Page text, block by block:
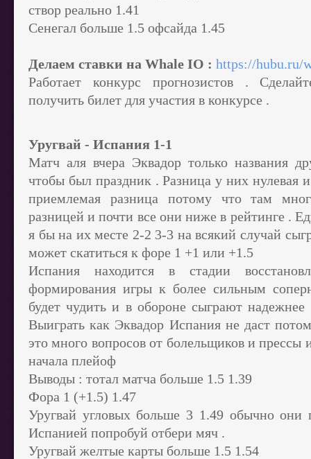
створ реально 1.41
Сенегал больше 1.5 офсайда 1.45
Делаем ставки на Whale IO : https://hubu.ru/
Работает конкурс прогнозистов .
получить билет для участия в конкурсе .
Уругвай - Испания 1-1
Матч аля вчера Эквадор только названия
чтобы был праздник . Разница у них нулевая
приемлемая разница потому что там
разницей и почти все они ниже в рейтинге .
я бы на их месте 2-2 3-3 на всякий случай
может скатиться к форе 1 +1 или +1.5
Испания находится в стадии
формирования игры к более сильным
будет чудить и в обороне сыграют
Выиграть как Эквадор Испания не даст
это много вопросов от болельщиков и прессы
начала плейоф
Выводы : тотал матча больше 1.5 1.39
Фора 1 (+1.5) 1.47
Уругвай угловых больше 3 1.49 обычно они
Испанией попробуй отбери мяч .
Уругвай желтые карты больше 1.5 1.54